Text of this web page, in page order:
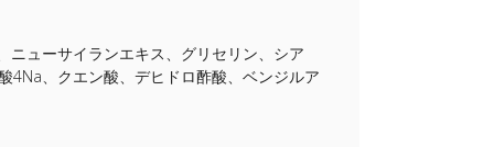
ューサイランエキス、グリセリン、シア
4Na、クエン酸、デヒドロ酢酸、ベンジルア